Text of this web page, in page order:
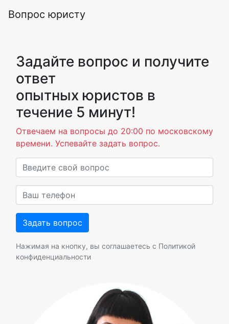
Вопрос юристу
Задайте вопрос и получите
ответ
опытных юристов в
течение 5 минут!
Отвечаем на вопросы до 20:00 по московскому
времени. Успевайте задать вопрос.
Нажимая на кнопку, вы соглашаетесь с Политикой
конфиденциальности